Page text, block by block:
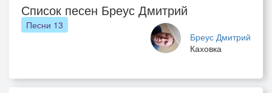
Список песен Бреус Дмитрий
Бреус Дмитрий
Каховка
Песни 13